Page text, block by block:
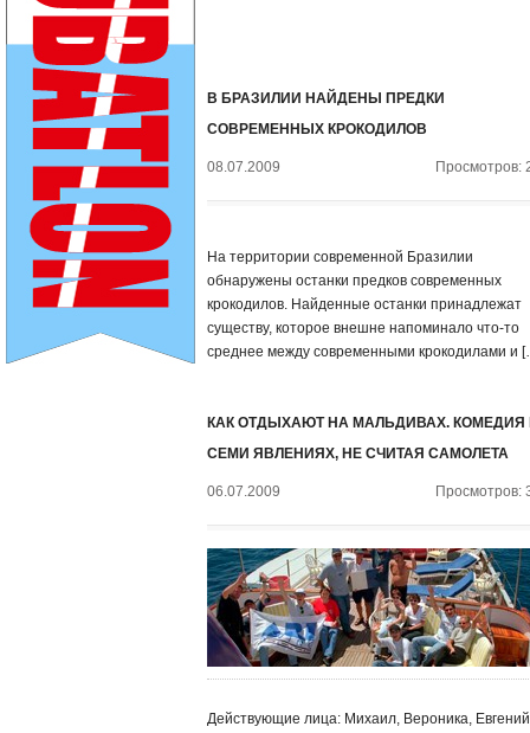
В БРАЗИЛИИ НАЙДЕНЫ ПРЕДКИ
СОВРЕМЕННЫХ КРОКОДИЛОВ
08.07.2009 Просмотров:
На территории современной Бразилии
обнаружены останки предков современных
крокодилов. Найденные останки принадлежат
существу, которое внешне напоминало что-то
среднее между современными крокодилами и
КАК ОТДЫХАЮТ НА МАЛЬДИВАХ. КОМЕДИЯ
СЕМИ ЯВЛЕНИЯХ, НЕ СЧИТАЯ САМОЛЕТА
06.07.2009 Просмотров:
Действующие лица: Михаил, Вероника,